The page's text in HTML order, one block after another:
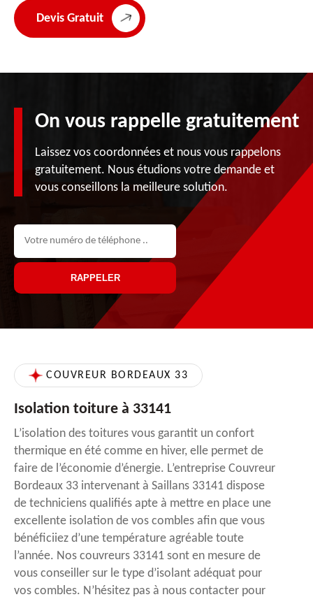
Devis Gratuit
On vous rappelle gratuitement
Laissez vos coordonnées et nous vous rappelons
gratuitement. Nous étudions votre demande et
vous conseillons la meilleure solution.
COUVREUR BORDEAUX 33
Isolation toiture à 33141
L’isolation des toitures vous garantit un confort
thermique en été comme en hiver, elle permet de
faire de l’économie d’énergie. L’entreprise Couvreur
Bordeaux 33 intervenant à Saillans 33141 dispose
de techniciens qualifiés apte à mettre en place une
excellente isolation de vos combles afin que vous
bénéficiiez d’une température agréable toute
l’année. Nos couvreurs 33141 sont en mesure de
vous conseiller sur le type d’isolant adéquat pour
vos combles. N’hésitez pas à nous contacter pour